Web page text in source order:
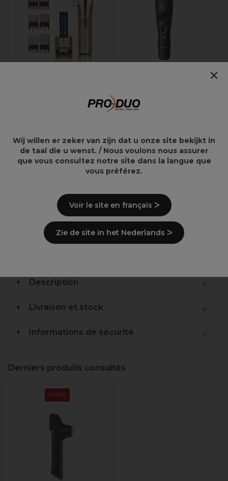
Tondeuse tout métal
191,21€ 254,95€
cheveux rechargeable
à usage professionnel
289,95€
Points clés
lame carboneadaptateur USBbatterie lithium-
ion de haute qualitécharge 1,5 h / utilisation 2
htaille : 183 x 65 x 24mmpoids : 125 ginclus :
Description
Livraison et stock
Informations de sécurité
Derniers produits consultés
OFFRE
Wij willen er zeker van zijn dat u onze site bekijkt in
de taal die u wenst. / Nous voulons nous assurer
que vous consultez notre site dans la langue que
vous préférez.
Voir le site en français ᐳ
Zie de site in het Nederlands ᐳ
×